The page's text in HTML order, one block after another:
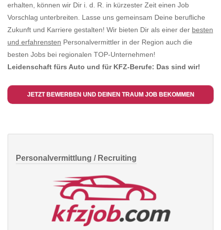
erhalten, können wir Dir i. d. R. in kürzester Zeit einen Job
Vorschlag unterbreiten. Lasse uns gemeinsam Deine berufliche
Zukunft und Karriere gestalten! Wir bieten Dir als einer der besten
und erfahrensten Personalvermittler in der Region auch die
besten Jobs bei regionalen TOP-Unternehmen!
Leidenschaft fürs Auto und für KFZ-Berufe: Das sind wir!
JETZT BEWERBEN UND DEINEN TRAUM JOB BEKOMMEN
Personalvermittlung / Recruiting